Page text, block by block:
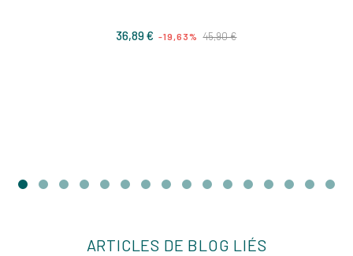
36,89 € Prix
-19,63% 45,90 €Prix
ARTICLES DE BLOG LIÉS